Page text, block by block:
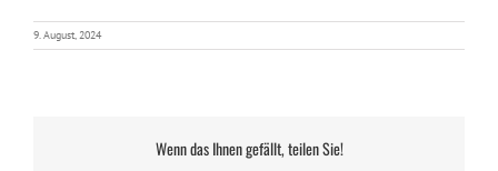
9. August, 2024
Wenn das Ihnen gefällt, teilen Sie!